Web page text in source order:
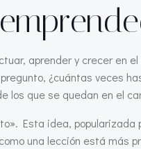
aprender y crecer en
¿cuántas veces
los que se quedan en el
Esta idea,
una lección está más